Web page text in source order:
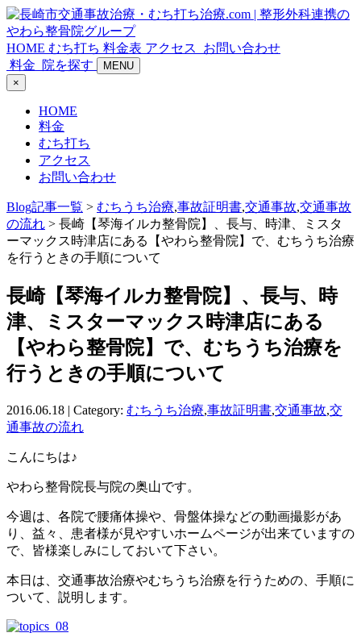
HOME むち打ち 料金表 アクセス
お問い合わせ
料金
院を探す
MENU
×
HOME
料金
むち打ち
アクセス
お問い合わせ
Blog記事一覧 > むちうち治療,事故証明書,交通事故,交通事故
の流れ > 長崎【琴海イルカ整骨院】、長与、時津、ミスタ
ーマックス時津店にある【やわら整骨院】で、むちうち治療
を行うときの手順について
長崎【琴海イルカ整骨院】、長与、時
津、ミスターマックス時津店にある
【やわら整骨院】で、むちうち治療を
行うときの手順について
2016.06.18 | Category: むちうち治療,事故証明書,交通事故,交
通事故の流れ
こんにちは♪
やわら整骨院長与院の奥山です。
今週は、各院で腰痛体操や、骨盤体操などの動画撮影があ
り、益々、患者様が見やすいホームページが出来ていますの
で、皆様楽しみにしておいて下さい。
本日は、交通事故治療やむちうち治療を行うための、手順に
ついて、説明します。